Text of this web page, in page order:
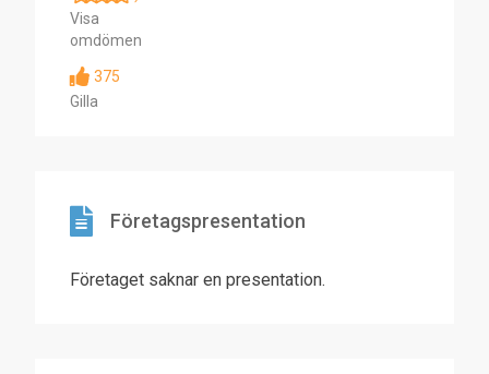
Visa
omdömen
375
Gilla
Företagspresentation
Företaget saknar en presentation.